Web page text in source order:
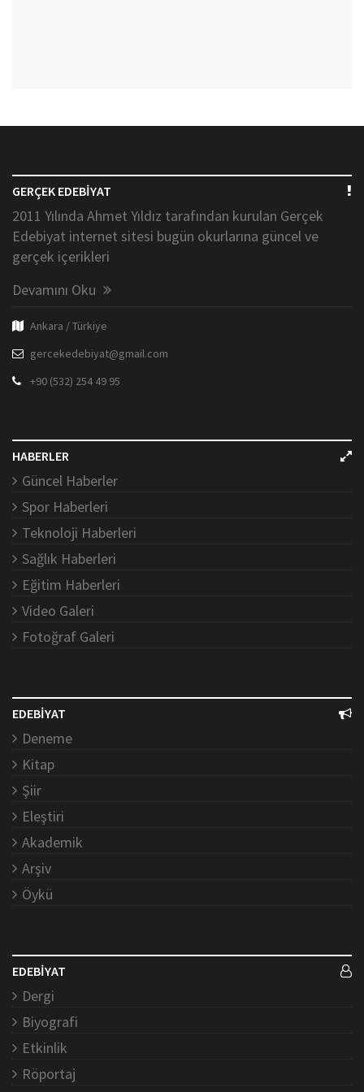
GERÇEK EDEBİYAT
2011 Yılında Ahmet Yıldız tarafından kurulan Gerçek
Edebiyat internet sitesi bugün okurlarına güncel ve
gerçek içerikleri
Devamını Oku
Ankara / Türkiye
gercekedebiyat@gmail.com
+90 (532) 254 49 95
HABERLER
Güncel Haberler
Spor Haberleri
Teknoloji Haberleri
Sağlık Haberleri
Eğitim Haberleri
Video Galeri
Fotoğraf Galeri
EDEBİYAT
Deneme
Kitap
Şiir
Eleştiri
Akademik
Arşiv
Öykü
EDEBİYAT
Dergi
Biyografi
Etkinlik
Röportaj